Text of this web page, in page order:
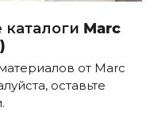
Marc
от Marc
оставьте